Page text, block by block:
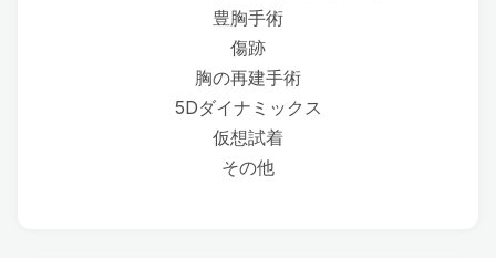
豊胸手術
傷跡
胸の再建手術
5Dダイナミックス
仮想試着
その他